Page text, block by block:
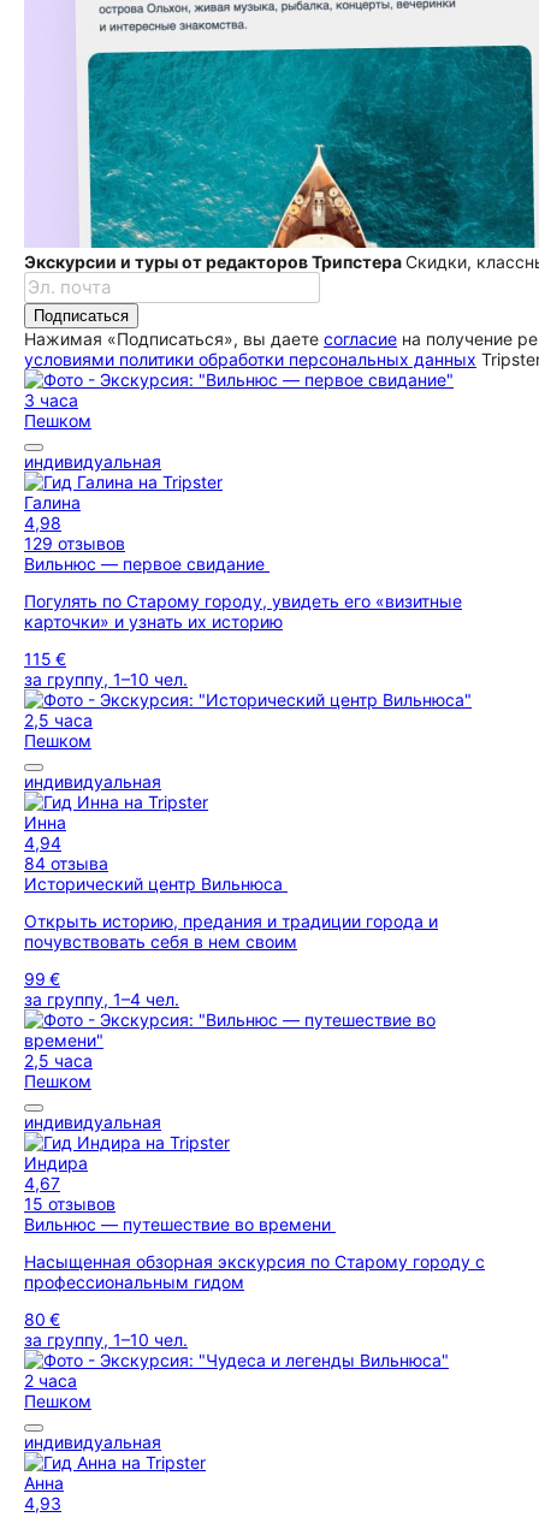
Экскурсии и туры от редакторов ТрипстераСкидки,
Подписаться
Нажимая «Подписаться», вы даете согласие на получение
условиями политики обработки персональных данных
3 часа
Пешком
индивидуальная
Галина
4,98
129 отзывов
Вильнюс — первое свидание
Погулять по Старому городу, увидеть его «визитные
карточки» и узнать их историю
115 €
за группу, 1–10 чел.
2,5 часа
Пешком
индивидуальная
Инна
4,94
84 отзыва
Исторический центр Вильнюса
Открыть историю, предания и традиции города и
почувствовать себя в нем своим
99 €
за группу, 1–4 чел.
2,5 часа
Пешком
индивидуальная
Индира
4,67
15 отзывов
Вильнюс — путешествие во времени
Насыщенная обзорная экскурсия по Старому городу с
профессиональным гидом
80 €
за группу, 1–10 чел.
2 часа
Пешком
индивидуальная
Анна
4,93